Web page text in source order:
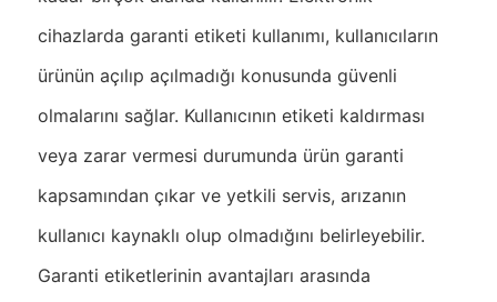
cihazlarda garanti etiketi kullanımı, kullanıcıların
ürünün açılıp açılmadığı konusunda güvenli
olmalarını sağlar. Kullanıcının etiketi kaldırması
veya zarar vermesi durumunda ürün garanti
kapsamından çıkar ve yetkili servis, arızanın
kullanıcı kaynaklı olup olmadığını belirleyebilir.
Garanti etiketlerinin avantajları arasında